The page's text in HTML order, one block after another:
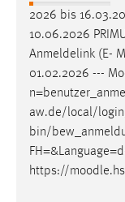
2026 bis
10.06.2026
Anmeldelink (E-
01.02.2026 ---
aw.de/local/
bin/
https://moodle